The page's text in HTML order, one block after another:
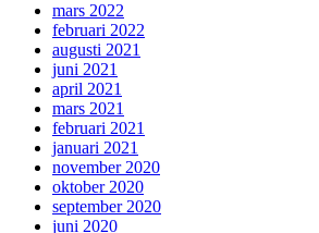
mars 2022
februari 2022
augusti 2021
juni 2021
april 2021
mars 2021
februari 2021
januari 2021
november 2020
oktober 2020
september 2020
juni 2020